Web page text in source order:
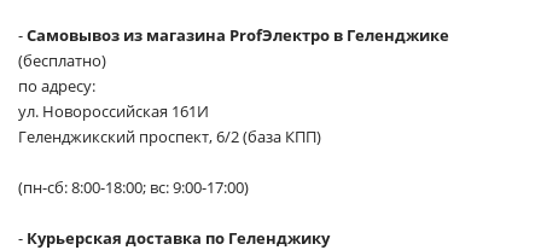
-Самовывоз из магазина ProfЭлектро в Геленджике
(бесплатно)
по адресу:
ул. Новороссийская 161И
Геленджикский проспект, 6/2 (база КПП)
(пн-сб: 8:00-18:00; вс: 9:00-17:00)
- Курьерская доставка по Геленджику